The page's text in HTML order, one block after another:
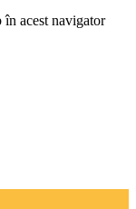
în acest navigator